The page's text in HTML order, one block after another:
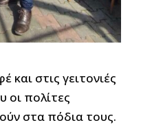
στις γειτονιές
οι πολίτες
στα πόδια τους.